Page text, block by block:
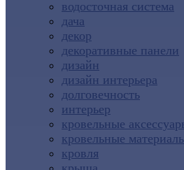
водосточная система
дача
декор
декоративные панели
дизайн
дизайн интерьера
долговечность
интерьер
кровельные
кровельные
кровля